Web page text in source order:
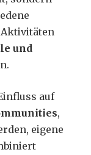
und
auf
,
eigene